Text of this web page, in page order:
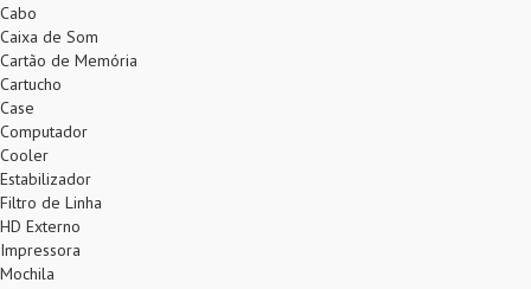
Cabo
Caixa de Som
Cartão de Memória
Cartucho
Case
Computador
Cooler
Estabilizador
Filtro de Linha
HD Externo
Impressora
Mochila